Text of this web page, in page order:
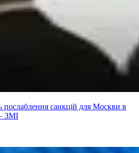
санкцій для Москви в
ЗМІ